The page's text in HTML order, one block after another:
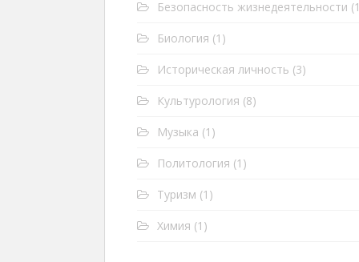
Безопасность жизнедеятельности
Биология (1)
Историческая личность (3)
Культурология (8)
Музыка (1)
Политология (1)
Туризм (1)
Химия (1)